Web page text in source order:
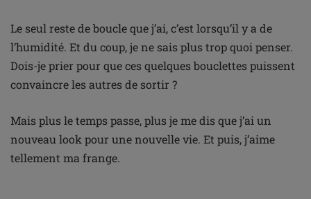
Le seul reste de boucle que j’ai, c’est lorsqu’il y a de
l’humidité. Et du coup, je ne sais plus trop quoi penser.
Dois-je prier pour que ces quelques bouclettes puissent
convaincre les autres de sortir ?
Mais plus le temps passe, plus je me dis que j’ai un
nouveau look pour une nouvelle vie. Et puis, j’aime
tellement ma frange.